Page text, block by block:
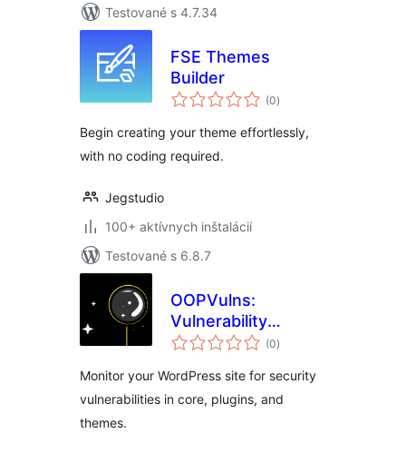
Testované s 4.7.34
FSE Themes
Builder
(0celkové
hodnotenie
)
Begin creating your theme effortlessly,
with no coding required.
Jegstudio
100+ aktívnych inštalácií
Testované s 6.8.7
OOPVulns:
Vulnerability
Scanner
(0celkové
hodnotenie
)
Monitor your WordPress site for security
vulnerabilities in core, plugins, and
themes.